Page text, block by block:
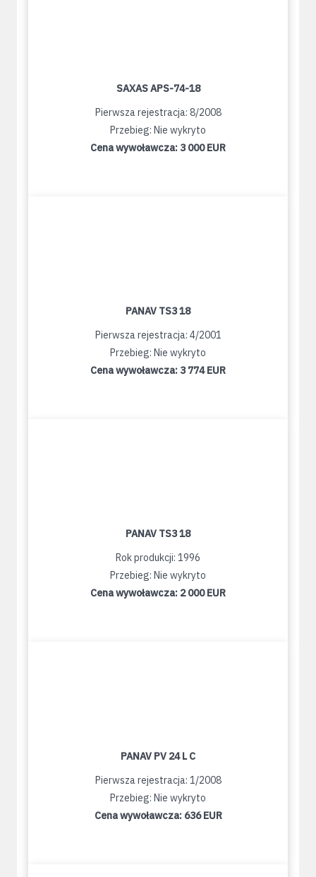
SAXAS APS-74-18
Pierwsza rejestracja: 8/2008
Przebieg: Nie wykryto
Cena wywoławcza: 3 000 EUR
PANAV TS3 18
Pierwsza rejestracja: 4/2001
Przebieg: Nie wykryto
Cena wywoławcza: 3 774 EUR
PANAV TS3 18
Rok produkcji: 1996
Przebieg: Nie wykryto
Cena wywoławcza: 2 000 EUR
PANAV PV 24 L C
Pierwsza rejestracja: 1/2008
Przebieg: Nie wykryto
Cena wywoławcza: 636 EUR